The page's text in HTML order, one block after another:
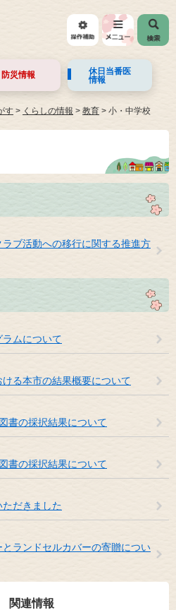
防災情報
休日当番医
情報
す > くらしの情報 > 教育 > 小・中学校
ブ活動への移行に関する推進方
ムについて
る本市の結果概要について
書の採択結果について
書の採択結果について
だきました
ランドセルカバーの寄贈につい
関連情報